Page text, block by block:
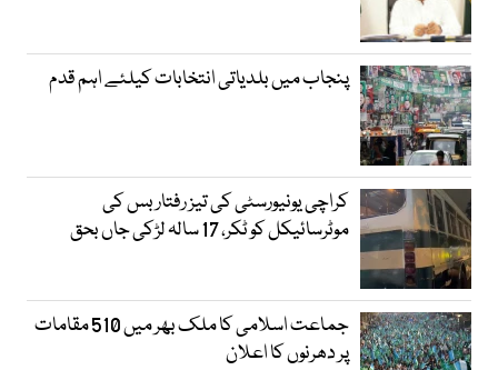
پنجاب میں بلدیاتی انتخابات کیلئے اہم قدم
کراچی یونیورسٹی کی تیز رفتار بس کی
موٹرسائیکل کو ٹکر، 17 سالہ لڑکی جاں بحق
جماعت اسلامی کا ملک بھر میں 510 مقامات
پر دھرنوں کا اعلان